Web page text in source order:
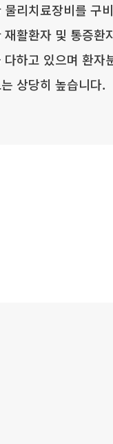
물리치료장비를 구
재활환자 및 통증환
다하고 있으며 환자
상당히 높습니다.